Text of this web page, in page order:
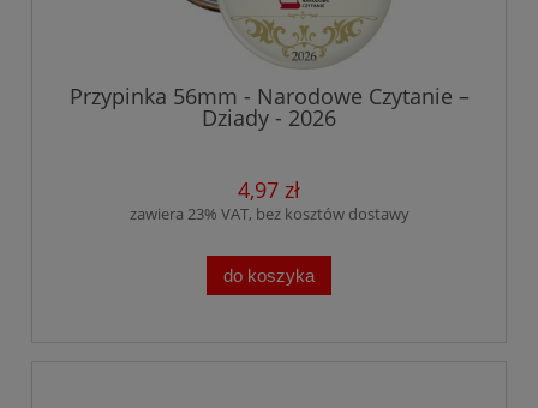
Przypinka 56mm - Narodowe Czytanie –
Dziady - 2026
4,97 zł
zawiera 23% VAT, bez kosztów dostawy
do koszyka